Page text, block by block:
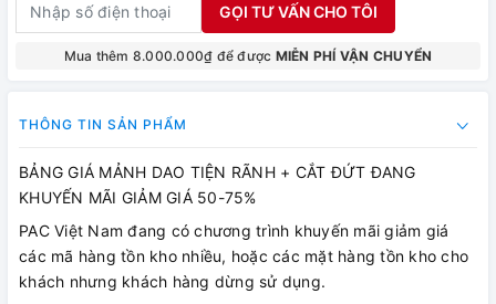
GỌI TƯ VẤN CHO TÔI
Mua thêm 8.000.000₫ để được MIỄN PHÍ VẬN CHUYỂN
THÔNG TIN SẢN PHẨM
BẢNG GIÁ MẢNH DAO TIỆN RÃNH + CẮT ĐỨT ĐANG
KHUYẾN MÃI GIẢM GIÁ 50-75%
PAC Việt Nam đang có chương trình khuyến mãi giảm giá
các mã hàng tồn kho nhiều, hoặc các mặt hàng tồn kho cho
khách nhưng khách hàng dừng sử dụng.